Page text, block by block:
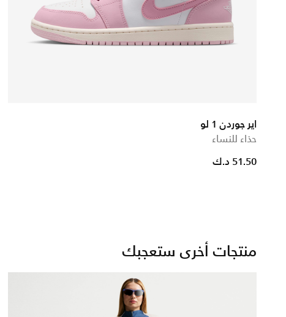
اير جوردن 1 لو
حذاء للنساء
51.50 د.ك
منتجات أخرى ستعجبك